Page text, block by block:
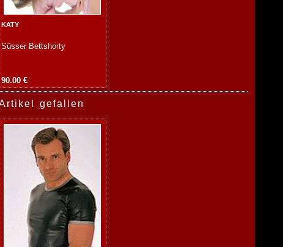
KATY
Süsser Bettshorty
90.00 €
gefallen